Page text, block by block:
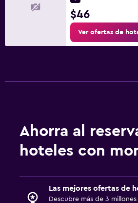
$46
Ver ofertas de
Ahorra al
hoteles con
Las mejores ofertas de
Descubre más de 3